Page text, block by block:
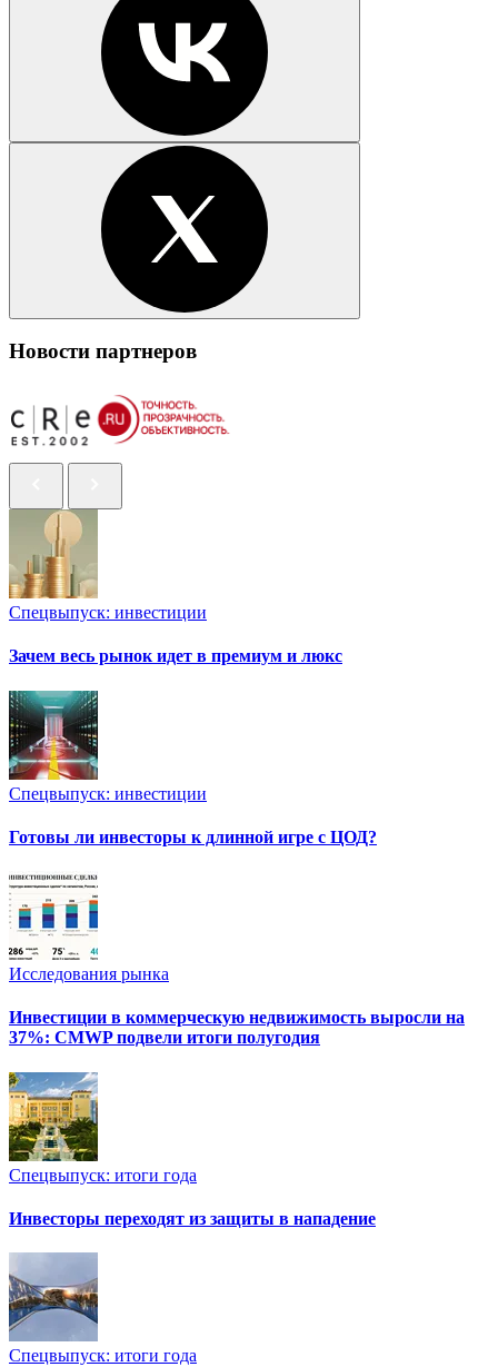
Новости партнеров
Спецвыпуск: инвестиции
Зачем весь рынок идет в премиум и люкс
Спецвыпуск: инвестиции
Готовы ли инвесторы к длинной игре с ЦОД?
Исследования рынка
Инвестиции в коммерческую недвижимость выросли на
37%: CMWP подвели итоги полугодия
Спецвыпуск: итоги года
Инвесторы переходят из защиты в нападение
Спецвыпуск: итоги года